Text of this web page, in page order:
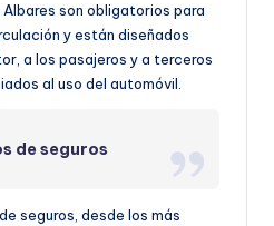
son obligatorios para
y están diseñados
a los pasajeros y a terceros
al uso del automóvil.
de seguros
seguros, desde los más